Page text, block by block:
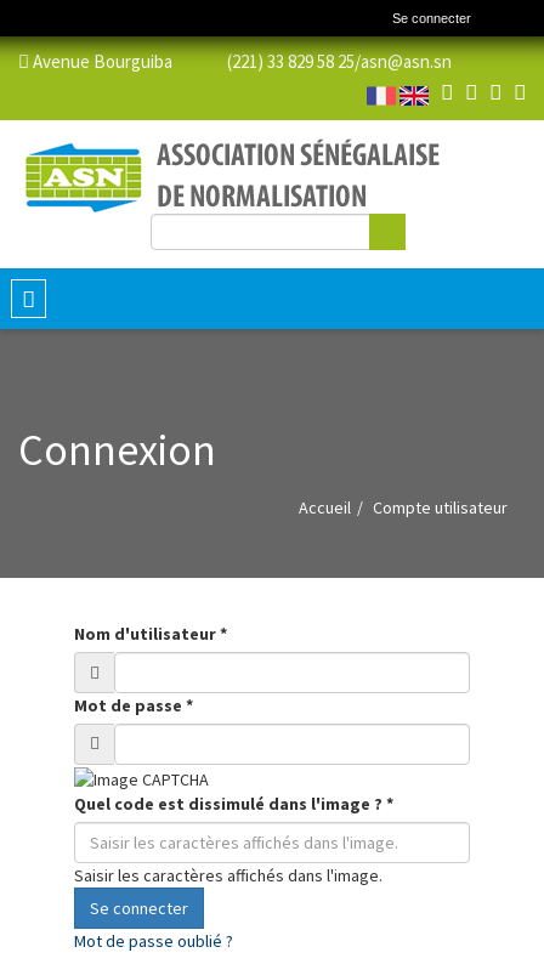
Se connecter
Avenue Bourguiba (221) 33 829 58 25/asn@asn.sn
Formulaire de recherche
Toggle
navigation
Connexion
Accueil Compte utilisateur
Nom d'utilisateur*
Mot de passe *
Quel code est dissimulé dans l'image ? *
Saisir les caractères affichés dans l'image.
Se connecter
Mot de passe oublié ?